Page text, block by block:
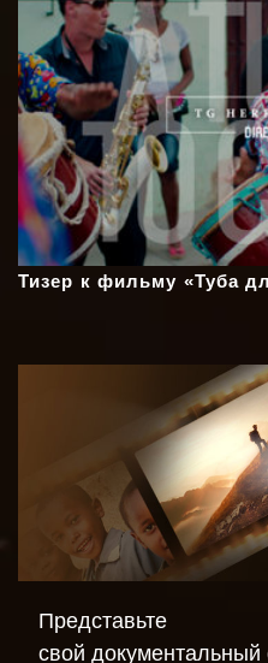
Тизер к фильму «Туба
Представьте
свой